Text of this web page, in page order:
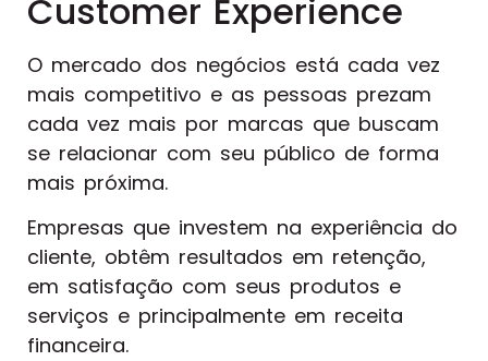
Customer Experience
O mercado dos negócios está cada vez
mais competitivo e as pessoas prezam
cada vez mais por marcas que buscam
se relacionar com seu público de forma
mais próxima.
Empresas que investem na experiência do
cliente, obtêm resultados em retenção,
em satisfação com seus produtos e
serviços e principalmente em receita
financeira.